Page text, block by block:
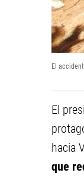
El
El
hacia
que